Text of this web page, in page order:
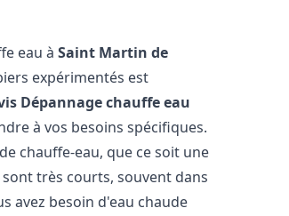
eau àSaint Martin de
expérimentés est
Dépannage chauffe eau
à vos besoins spécifiques.
chauffe-eau, que ce soit une
très courts, souvent dans
avez besoin d'eau chaude